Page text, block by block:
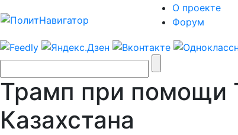
О проекте
Форум
Трамп при помощи
Казахстана